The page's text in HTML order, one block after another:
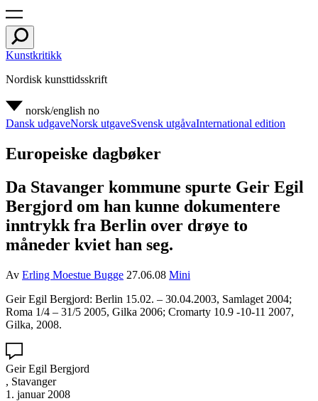
Kunstkritikk
Nordisk kunsttidsskrift
norsk/english no
Dansk udgaveNorsk utgaveSvensk utgåvaInternational edition
Europeiske dagbøker
Da Stavanger kommune spurte Geir Egil
Bergjord om han kunne dokumentere
inntrykk fra Berlin over drøye to
måneder kviet han seg.
Av Erling Moestue Bugge 27.06.08 Mini
Geir Egil Bergjord: Berlin 15.02. – 30.04.2003, Samlaget 2004;
Roma 1/4 – 31/5 2005, Gilka 2006; Cromarty 10.9 -10-11 2007,
Gilka, 2008.
Geir Egil Bergjord
, Stavanger
1. januar 2008